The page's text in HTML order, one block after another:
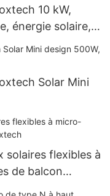
10 kW,
énergie solaire,
lithium 51,2 V
Solar Mini
solaires flexibles à
de balcon